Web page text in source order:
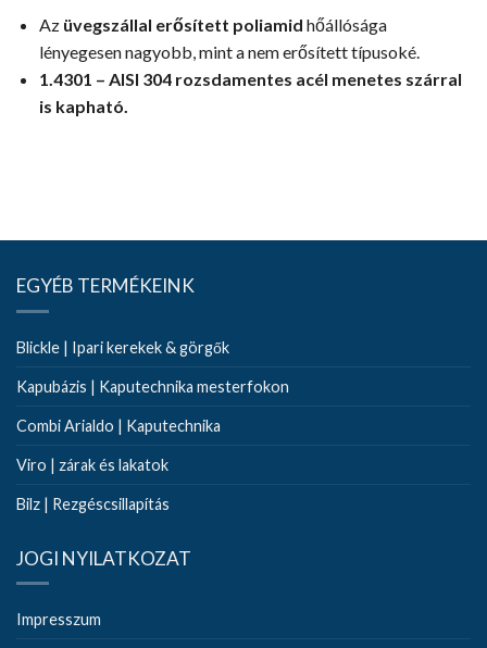
Az üvegszállal erősített poliamid hőállósága
lényegesen nagyobb, mint a nem erősített típusoké.
1.4301 – AISI 304 rozsdamentes acél menetes szárral
is kapható.
EGYÉB TERMÉKEINK
Blickle | Ipari kerekek & görgők
Kapubázis | Kaputechnika mesterfokon
Combi Arialdo | Kaputechnika
Viro | zárak és lakatok
Bilz | Rezgéscsillapítás
JOGI NYILATKOZAT
Impresszum